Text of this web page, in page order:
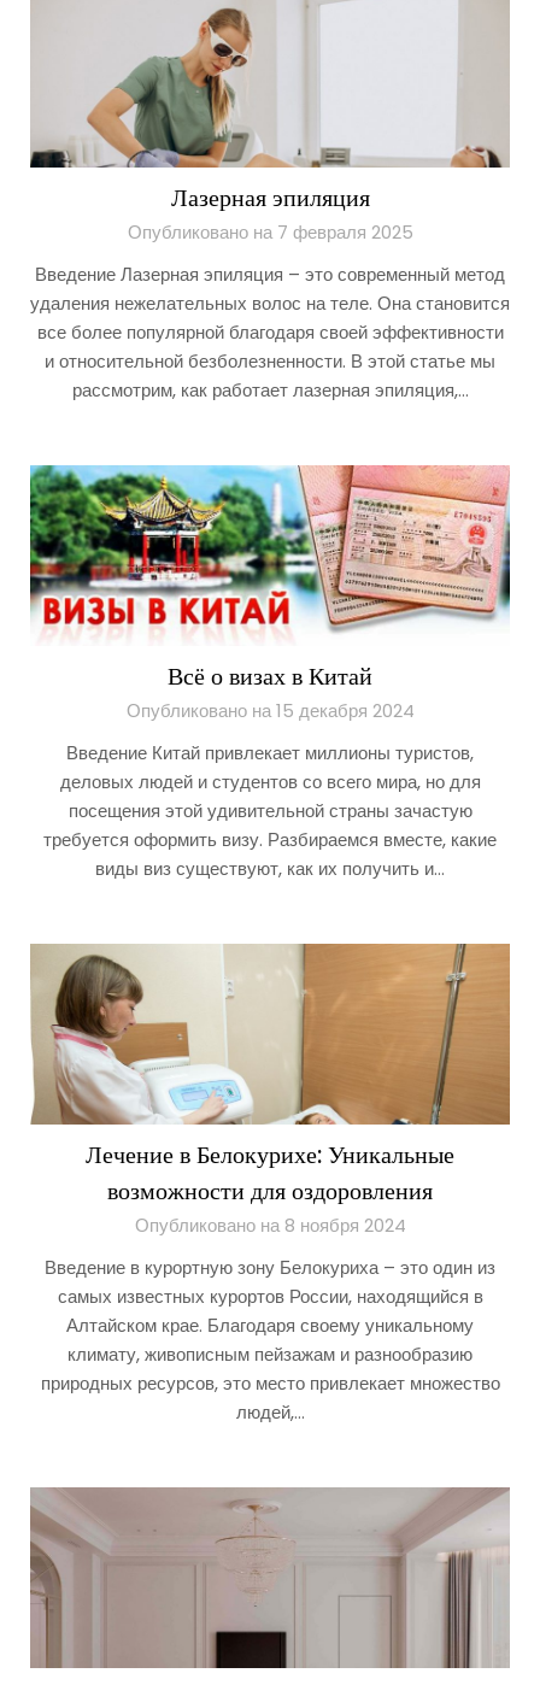
Лазерная эпиляция
Опубликовано на 7 февраля 2025
Введение Лазерная эпиляция – это современный метод
удаления нежелательных волос на теле. Она становится
все более популярной благодаря своей эффективности
и относительной безболезненности. В этой статье мы
рассмотрим, как работает лазерная эпиляция,…
Всё о визах в Китай
Опубликовано на 15 декабря 2024
Введение Китай привлекает миллионы туристов,
деловых людей и студентов со всего мира, но для
посещения этой удивительной страны зачастую
требуется оформить визу. Разбираемся вместе, какие
виды виз существуют, как их получить и…
Лечение в Белокурихе: Уникальные
возможности для оздоровления
Опубликовано на 8 ноября 2024
Введение в курортную зону Белокуриха – это один из
самых известных курортов России, находящийся в
Алтайском крае. Благодаря своему уникальному
климату, живописным пейзажам и разнообразию
природных ресурсов, это место привлекает множество
людей,…